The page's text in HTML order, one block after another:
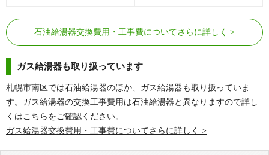
石油給湯器交換費用・工事費についてさらに詳しく
ガス給湯器も取り扱っています
札幌市南区では石油給湯器のほか、ガス給湯器も取り扱っていま
す。ガス給湯器の交換工事費用は石油給湯器と異なりますので詳し
くはこちらをご確認ください。
ガス給湯器交換費用・工事費についてさらに詳しく